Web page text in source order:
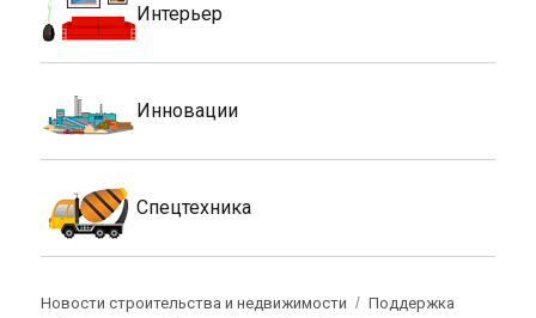
Интерьер
Инновации
Спецтехника
Новости строительства и недвижимости
Поддержка